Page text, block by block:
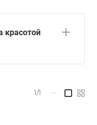
красотой
1/1 —